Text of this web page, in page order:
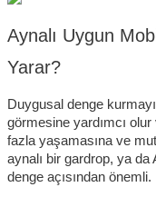
Aynalı Uygun
Yarar?
Duygusal denge
görmesine yardımcı
fazla yaşamasına ve
aynalı bir gardrop, ya da
denge açısından önemli.